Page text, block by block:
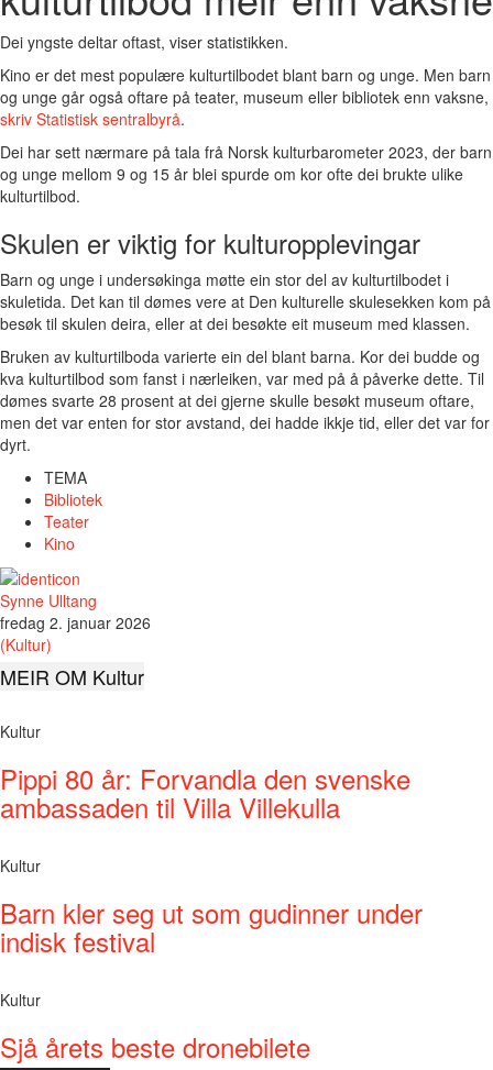
Dei yngste deltar oftast, viser statistikken.
Kino er det mest populære kulturtilbodet blant barn og unge. Men barn
og unge går også oftare på teater, museum eller bibliotek enn vaksne,
skriv Statistisk sentralbyrå.
Dei har sett nærmare på tala frå Norsk kulturbarometer 2023, der barn
og unge mellom 9 og 15 år blei spurde om kor ofte dei brukte ulike
kulturtilbod.
Skulen er viktig for kulturopplevingar
Barn og unge i undersøkinga møtte ein stor del av kulturtilbodet i
skuletida. Det kan til dømes vere at Den kulturelle skulesekken kom på
besøk til skulen deira, eller at dei besøkte eit museum med klassen.
Bruken av kulturtilboda varierte ein del blant barna. Kor dei budde og
kva kulturtilbod som fanst i nærleiken, var med på å påverke dette. Til
dømes svarte 28 prosent at dei gjerne skulle besøkt museum oftare,
men det var enten for stor avstand, dei hadde ikkje tid, eller det var for
dyrt.
TEMA
Bibliotek
Teater
Kino
Synne Ulltang
fredag 2. januar 2026
(Kultur)
MEIR OM Kultur
Kultur
Pippi 80 år: Forvandla den svenske
ambassaden til Villa Villekulla
Kultur
Barn kler seg ut som gudinner under
indisk festival
Kultur
Sjå årets beste dronebilete